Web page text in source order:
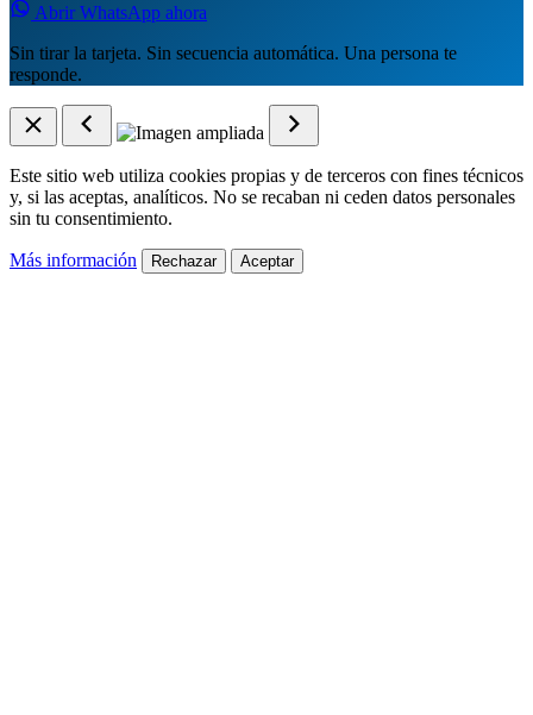
Abrir WhatsApp ahora
Sin tirar la tarjeta. Sin secuencia automática. Una persona te
responde.
Este sitio web utiliza cookies propias y de terceros con fines técnicos
y, si las aceptas, analíticos. No se recaban ni ceden datos personales
sin tu consentimiento.
Más información Rechazar Aceptar